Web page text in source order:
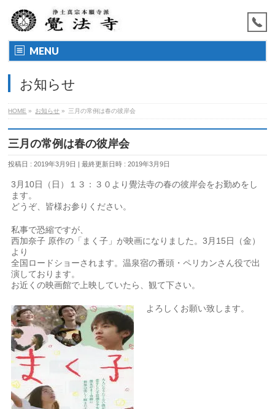
MENU
お知らせ
HOME » お知らせ » 三月の常例は春の彼岸会
三月の常例は春の彼岸会
投稿日 : 2019年3月9日 最終更新日時 : 2019年3月9日
3月10日（日）１３：３０より覺法寺の春の彼岸会をお勤めをし
ます。
どうぞ、皆様お参りください。
私事で恐縮ですが、
西加奈子 原作の「まく子」が映画になりました。3月15日（金）
より
全国ロードショーされます。温泉宿の番頭・ペリカンさん役で出
演しております。
お近くの映画館で上映していたら、観て下さい。
よろしくお願い致します。